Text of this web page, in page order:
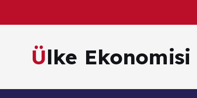
Ülke Ekonomisi